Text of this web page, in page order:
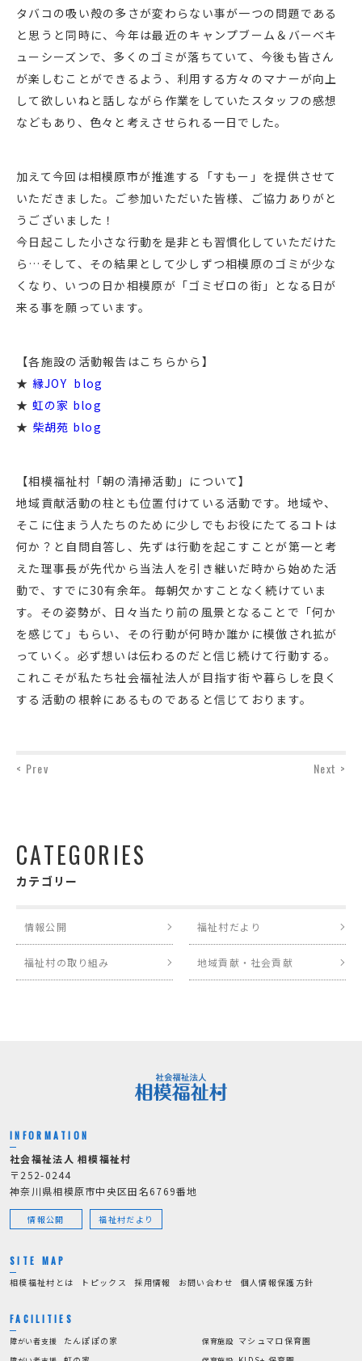
CATEGORIES
カテゴリー
情報公開 福祉村だより
福祉村の取り組み 地域貢献・社会貢献
タバコの吸い殻の多さが変わらない事が一つの問題である
と思うと同時に、今年は最近のキャンプブーム＆バーベキ
ューシーズンで、多くのゴミが落ちていて、今後も皆さん
が楽しむことができるよう、利用する方々のマナーが向上
して欲しいねと話しながら作業をしていたスタッフの感想
などもあり、色々と考えさせられる一日でした。
加えて今回は相模原市が推進する「すもー」を提供させて
いただきました。ご参加いただいた皆様、ご協力ありがと
うございました！
今日起こした小さな行動を是非とも習慣化していただけた
ら…そして、その結果として少しずつ相模原のゴミが少な
くなり、いつの日か相模原が「ゴミゼロの街」となる日が
来る事を願っています。
【各施設の活動報告はこちらから】
★ 縁JOY blog
★ 虹の家 blog
★ 柴胡苑 blog
【相模福祉村「朝の清掃活動」について】
地域貢献活動の柱とも位置付けている活動です。地域や、
そこに住まう人たちのために少しでもお役にたてるコトは
何か？と自問自答し、先ずは行動を起こすことが第一と考
えた理事長が先代から当法人を引き継いだ時から始めた活
動で、すでに30有余年。毎朝欠かすことなく続けていま
す。その姿勢が、日々当たり前の風景となることで「何か
を感じて」もらい、その行動が何時か誰かに模倣され拡が
っていく。必ず想いは伝わるのだと信じ続けて行動する。
これこそが私たち社会福祉法人が目指す街や暮らしを良く
する活動の根幹にあるものであると信じております。
< Prev Next >
INFORMATION
社会福祉法人 相模福祉村
〒252-0244
神奈川県相模原市中央区田名6769番地
情報公開 福祉村だより
SITE MAP
相模福祉村とは トピックス 採用情報 お問い合わせ 個人情報保護方針
FACILITIES
障がい者支援 たんぽぽの家 保育施設 マシュマロ保育園